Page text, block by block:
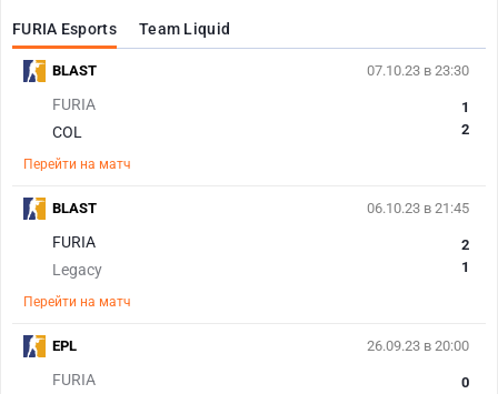
FURIA Esports Team Liquid
07.10.23 в 23:30
FURIA
COL
1
2
Перейти на матч
BLAST
06.10.23 в 21:45
FURIA
Legacy
2
1
Перейти на матч
BLAST
26.09.23 в 20:00
FURIA
0
EPL